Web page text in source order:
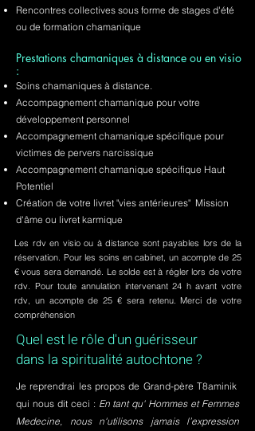
Rencontres collectives sous forme de stages d'été
ou de formation chamanique
Prestations chamaniques à distance ou en visio
:
Soins chamaniques à distance.
Accompagnement chamanique pour votre
développement personnel
Accompagnement chamanique spécifique pour
victimes de pervers narcissique
Accompagnement chamanique spécifique Haut
Potentiel
Création de votre livret "vies antérieures" Mission
d'âme ou livret karmique
Les rdv en visio ou à distance sont payables lors de la
réservation. Pour les soins en cabinet, un acompte de 25
€ vous sera demandé. Le solde est à régler lors de votre
rdv. Pour toute annulation intervenant 24 h avant votre
rdv, un acompte de 25 € sera retenu. Merci de votre
compréhension
Quel est le rôle d'un guérisseur
dans la spiritualité autochtone ?
Je reprendrai les propos de Grand-père T8aminik
qui nous dit ceci : En tant qu' Hommes et Femmes
Medecine, nous n'utilisons jamais l’expression